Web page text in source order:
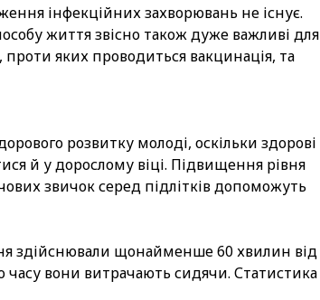
інфекційних захворювань не існує.
життя звісно також дуже важливі для
проти яких проводиться вакцинація, та
розвитку молоді, оскільки здорові
й у дорослому віці. Підвищення рівня
звичок серед підлітків допоможуть
здійснювали щонайменше 60 хвилин від
часу вони витрачають сидячи. Статистика